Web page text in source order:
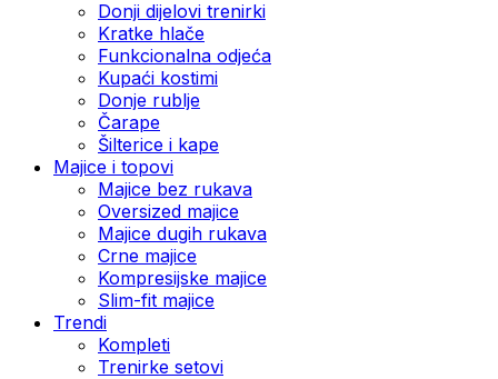
Donji dijelovi trenirki
Kratke hlače
Funkcionalna odjeća
Kupaći kostimi
Donje rublje
Čarape
Šilterice i kape
Majice i topovi
Majice bez rukava
Oversized majice
Majice dugih rukava
Crne majice
Kompresijske majice
Slim-fit majice
Trendi
Kompleti
Trenirke setovi